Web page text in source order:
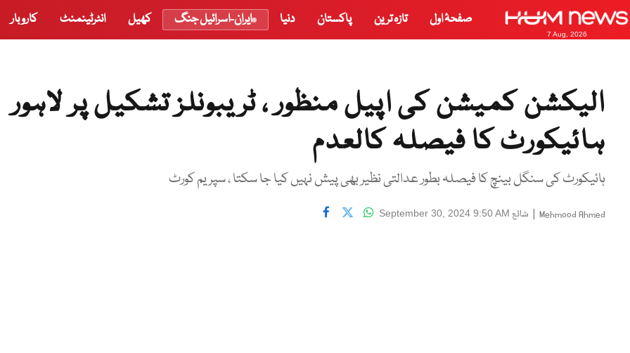
7 Aug, 2026
صفحۂ اول تازہ ترین پاکستان دنیا ایران-اسرائیل جنگ کھیل انٹرٹینمنٹ کاروبار
الیکشن کمیشن کی اپیل منظور ، ٹریبونلز تشکیل پر لاہور
ہائیکورٹ کا فیصلہ کالعدم
ہائیکورٹ کی سنگل بینچ کا فیصلہ بطور عدالتی نظیر بھی پیش نہیں کیا جا سکتا ، سپریم کورٹ
Mehmood Ahmed
| شائع September 30, 2024 9:50 AM